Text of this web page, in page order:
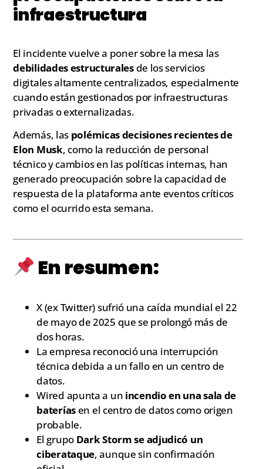
infraestructura
El incidente vuelve a poner sobre la mesa las
debilidades estructuralesde los servicios
digitales altamente centralizados, especialmente
cuando están gestionados por infraestructuras
privadas o externalizadas.
Además, las polémicas decisiones recientes de
Elon Musk, como la reducción de personal
técnico y cambios en las políticas internas, han
generado preocupación sobre la capacidad de
respuesta de la plataforma ante eventos críticos
como el ocurrido esta semana.
En resumen:
X (ex Twitter) sufrió una caída mundial el 22
de mayo de 2025 que se prolongó más de
dos horas.
La empresa reconoció una interrupción
técnica debida a un fallo en un centro de
datos.
Wired apunta a un incendio en una sala de
baterías en el centro de datos como origen
probable.
El grupo Dark Storm se adjudicó un
ciberataque, aunque sin confirmación